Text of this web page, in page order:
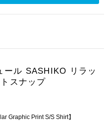
ル SASHIKO リラッ
スナップ
Graphic Print S/S Shirt】